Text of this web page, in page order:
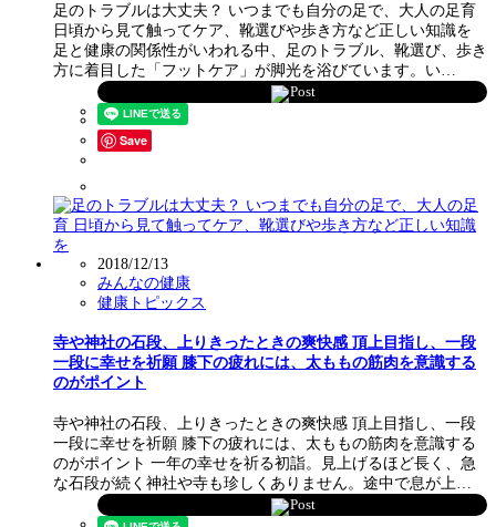
足のトラブルは大丈夫？ いつまでも自分の足で、大人の足育
日頃から見て触ってケア、靴選びや歩き方など正しい知識を
足と健康の関係性がいわれる中、足のトラブル、靴選び、歩き
方に着目した「フットケア」が脚光を浴びています。い…
Post
Save
2018/12/13
みんなの健康
健康トピックス
寺や神社の石段、上りきったときの爽快感 頂上目指し、一段
一段に幸せを祈願 膝下の疲れには、太ももの筋肉を意識する
のがポイント
寺や神社の石段、上りきったときの爽快感 頂上目指し、一段
一段に幸せを祈願 膝下の疲れには、太ももの筋肉を意識する
のがポイント 一年の幸せを祈る初詣。見上げるほど長く、急
な石段が続く神社や寺も珍しくありません。途中で息が上…
Post